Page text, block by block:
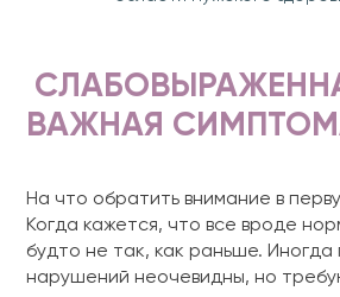
ВАЖНАЯ
На что обратить внимание в
Когда кажется, что все вроде
будто не так, как раньше. Иногда
нарушений неочевидны, но